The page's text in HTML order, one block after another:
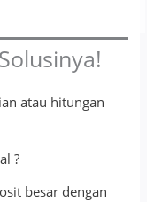
atau hitungan
?
besar dengan